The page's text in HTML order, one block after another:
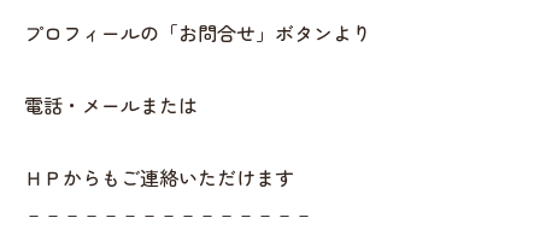
プロフィールの「お問合せ」ボタンより
電話・メールまたは
ＨＰからもご連絡いただけます
－－－－－－－－－－－－－－－